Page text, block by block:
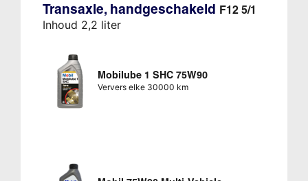
Transaxle, handgeschakeld F12 5/1
Inhoud 2,2 liter
Mobilube 1 SHC 75W90
Ververs elke 30000 km